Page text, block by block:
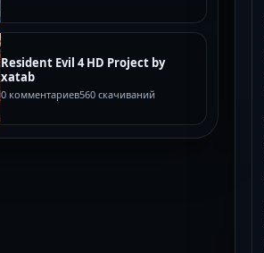
Resident Evil 4 HD Project by
xatab
0 комментариев560 скачиваний